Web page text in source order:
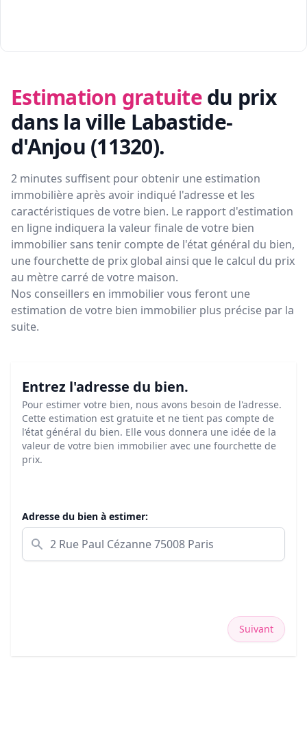
Estimation gratuite du prix
dans la ville Labastide-
d'Anjou (11320).
2 minutes suffisent pour obtenir une estimation
immobilière après avoir indiqué l'adresse et les
caractéristiques de votre bien. Le rapport d'estimation
en ligne indiquera la valeur finale de votre bien
immobilier sans tenir compte de l'état général du bien,
une fourchette de prix global ainsi que le calcul du prix
au mètre carré de votre maison.
Nos conseillers en immobilier vous feront une
estimation de votre bien immobilier plus précise par la
suite.
Entrez l'adresse du bien.
Pour estimer votre bien, nous avons besoin de l'adresse.
Cette estimation est gratuite et ne tient pas compte de
l’état général du bien. Elle vous donnera une idée de la
valeur de votre bien immobilier avec une fourchette de
prix.
Adresse du bien à estimer:
Suivant